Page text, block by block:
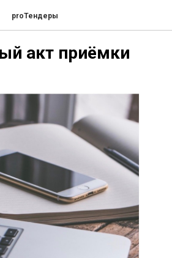
proТендеры
акт приёмки